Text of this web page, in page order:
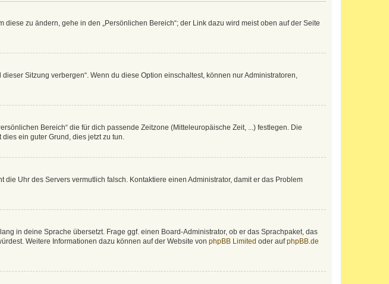
zu ändern, gehe in den „Persönlichen Bereich“; der Link dazu wird meist oben auf der Seite
Sitzung verbergen“. Wenn du diese Option einschaltest, können nur Administratoren,
Bereich“ die für dich passende Zeitzone (Mitteleuropäische Zeit, ...) festlegen. Die
ein guter Grund, dies jetzt zu tun.
Uhr des Servers vermutlich falsch. Kontaktiere einen Administrator, damit er das Problem
in deine Sprache übersetzt. Frage ggf. einen Board-Administrator, ob er das Sprachpaket, das
Weitere Informationen dazu können auf der Website von phpBB Limited oder aufphpBB.de